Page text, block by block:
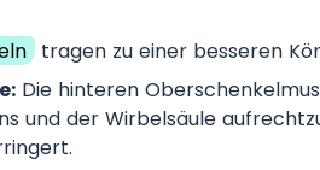
tragen zu einer besseren
Die hinteren
und der Wirbelsäule